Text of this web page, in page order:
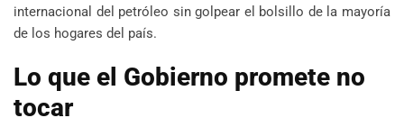
internacional del petróleo sin golpear el bolsillo de la mayoría
de los hogares del país.
Lo que el Gobierno promete no
tocar